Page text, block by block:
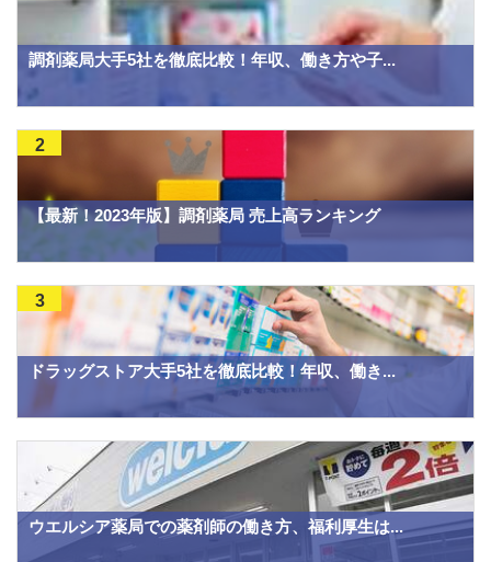
調剤薬局大手5社を徹底比較！年収、働き方や子...
【最新！2023年版】調剤薬局 売上高ランキング
2
ドラッグストア大手5社を徹底比較！年収、働き...
3
ウエルシア薬局での薬剤師の働き方、福利厚生は...